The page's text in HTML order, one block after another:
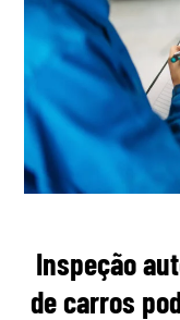
Inspeção
de carros